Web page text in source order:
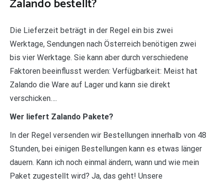
Zalando bestellt?
Die Lieferzeit beträgt in der Regel ein bis zwei
Werktage, Sendungen nach Österreich benötigen zwei
bis vier Werktage. Sie kann aber durch verschiedene
Faktoren beeinflusst werden: Verfügbarkeit: Meist hat
Zalando die Ware auf Lager und kann sie direkt
verschicken….
Wer liefert Zalando Pakete?
In der Regel versenden wir Bestellungen innerhalb von 48
Stunden, bei einigen Bestellungen kann es etwas länger
dauern. Kann ich noch einmal ändern, wann und wie mein
Paket zugestellt wird? Ja, das geht! Unsere